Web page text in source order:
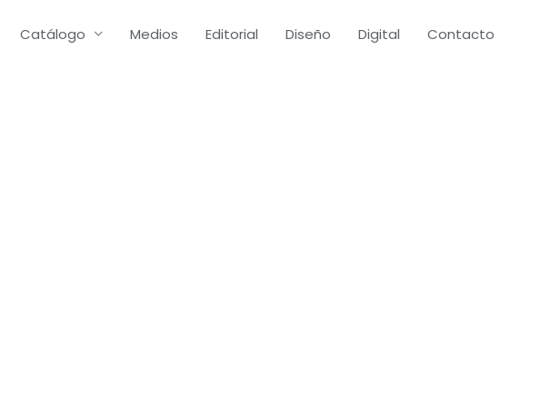
Catálogo Medios Editorial Diseño Digital Contacto